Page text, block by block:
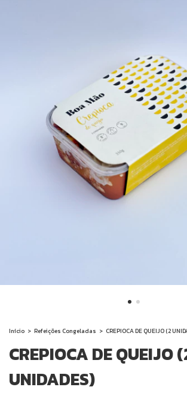
Início > Refeições Congeladas > CREPIOCA DE QUEIJO (2
CREPIOCA DE QUEIJO
UNIDADES)